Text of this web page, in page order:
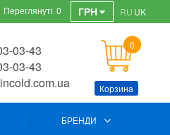
ГРН RU UK
0
03-43
03-43
0
Корзина
БРЕНДИ